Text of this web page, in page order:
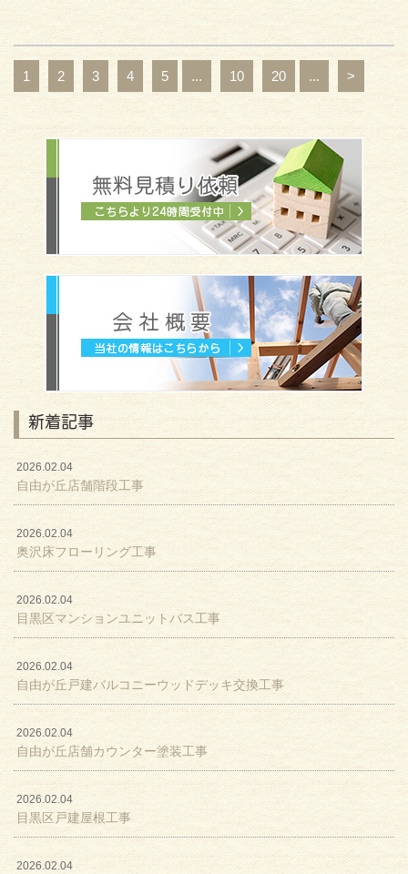
1 2 3 4 5 ... 10 20 ... >
新着記事
2026.02.04
自由が丘店舗階段工事
2026.02.04
奥沢床フローリング工事
2026.02.04
目黒区マンションユニットバス工事
2026.02.04
自由が丘戸建バルコニーウッドデッキ交換工事
2026.02.04
自由が丘店舗カウンター塗装工事
2026.02.04
目黒区戸建屋根工事
2026.02.04